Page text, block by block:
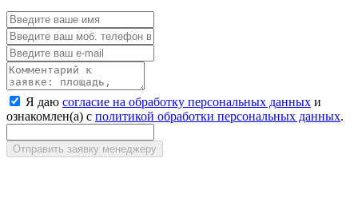
Я даю согласие на обработку персональных данных и
ознакомлен(а) с политикой обработки персональных данных.
Отправить заявку менеджеру